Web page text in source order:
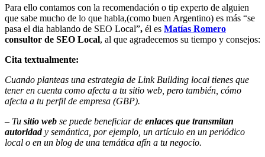
Para ello contamos con la recomendación o tip experto de alguien
que sabe mucho de lo que habla,(como buen Argentino) es más “se
pasa el dia hablando de SEO Local”, él es Matías Romero
consultor de SEO Local, al que agradecemos su tiempo y consejos:
Cita textualmente:
Cuando planteas una estrategia de Link Building local tienes que
tener en cuenta como afecta a tu sitio web, pero también, cómo
afecta a tu perfil de empresa (GBP).
– Tu sitio web se puede beneficiar de enlaces que transmitan
autoridady semántica, por ejemplo, un artículo en un periódico
local o en un blog de una temática afín a tu negocio.